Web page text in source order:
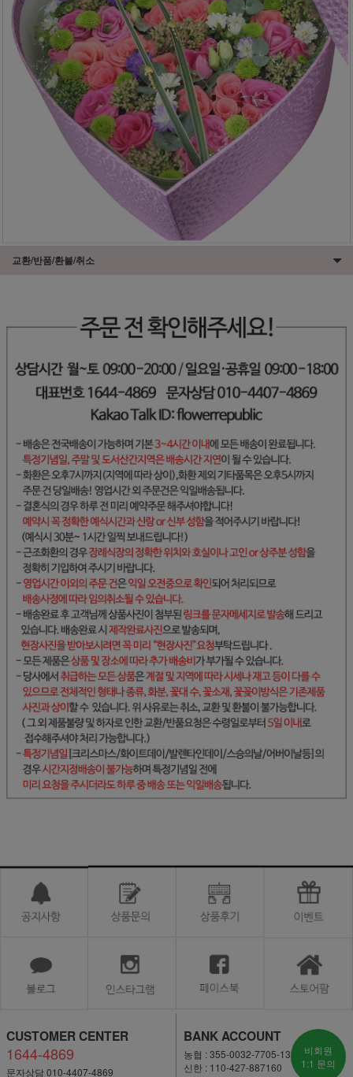
교환/반품/환불/취소
CUSTOMER CENTER
1644-4869
문자상담 010-4407-4869
BANK ACCOUNT
농협 : 355-0032-7705-13
신한 : 110-427-887160
비회원
1:1 문의